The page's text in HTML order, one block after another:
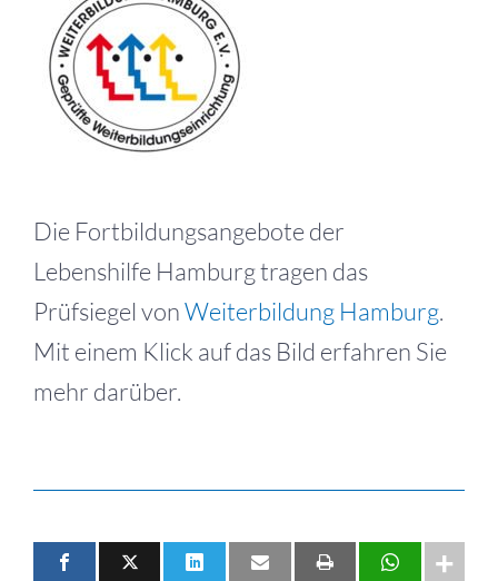
Die Fortbildungsangebote der
Lebenshilfe Hamburg tragen das
Prüfsiegel vonWeiterbildung Hamburg.
Mit einem Klick auf das Bild erfahren Sie
mehr darüber.